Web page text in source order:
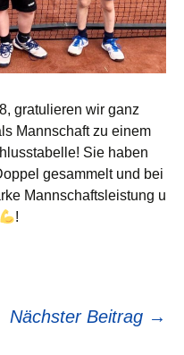
gratulieren wir ganz
Mannschaft zu einem
Sie haben
gesammelt und bei
Mannschaftsleistung u
!
Nächster Beitrag →